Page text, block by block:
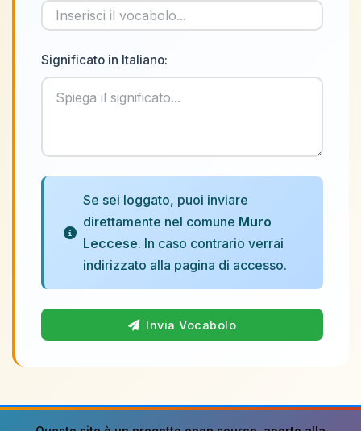
Significato in Italiano:
Se sei loggato, puoi inviare
direttamente nel comune Muro
Leccese. In caso contrario verrai
indirizzato alla pagina di accesso.
Invia Vocabolo